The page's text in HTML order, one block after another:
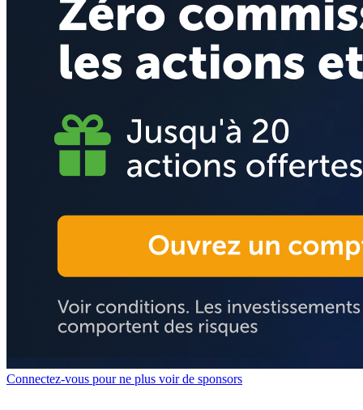
Connectez-vous pour ne plus voir de sponsors